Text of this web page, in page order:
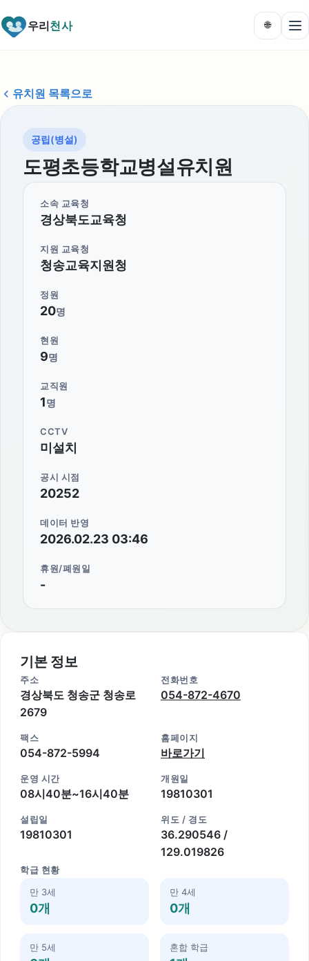
우리천사 🌐
유치원 목록으로
공립(병설)
도평초등학교병설유치원
소속 교육청
경상북도교육청
지원 교육청
청송교육지원청
정원
20명
현원
9명
교직원
1명
CCTV
미설치
공시 시점
20252
데이터 반영
2026.02.23 03:46
휴원/폐원일
-
기본 정보
주소
경상북도 청송군 청송로
2679
전화번호
054-872-4670
팩스
054-872-5994
홈페이지
바로가기
운영 시간
08시40분~16시40분
개원일
19810301
설립일
19810301
위도 / 경도
36.290546 /
129.019826
학급 현황
만 3세
0개
만 4세
0개
만 5세 혼합 학급